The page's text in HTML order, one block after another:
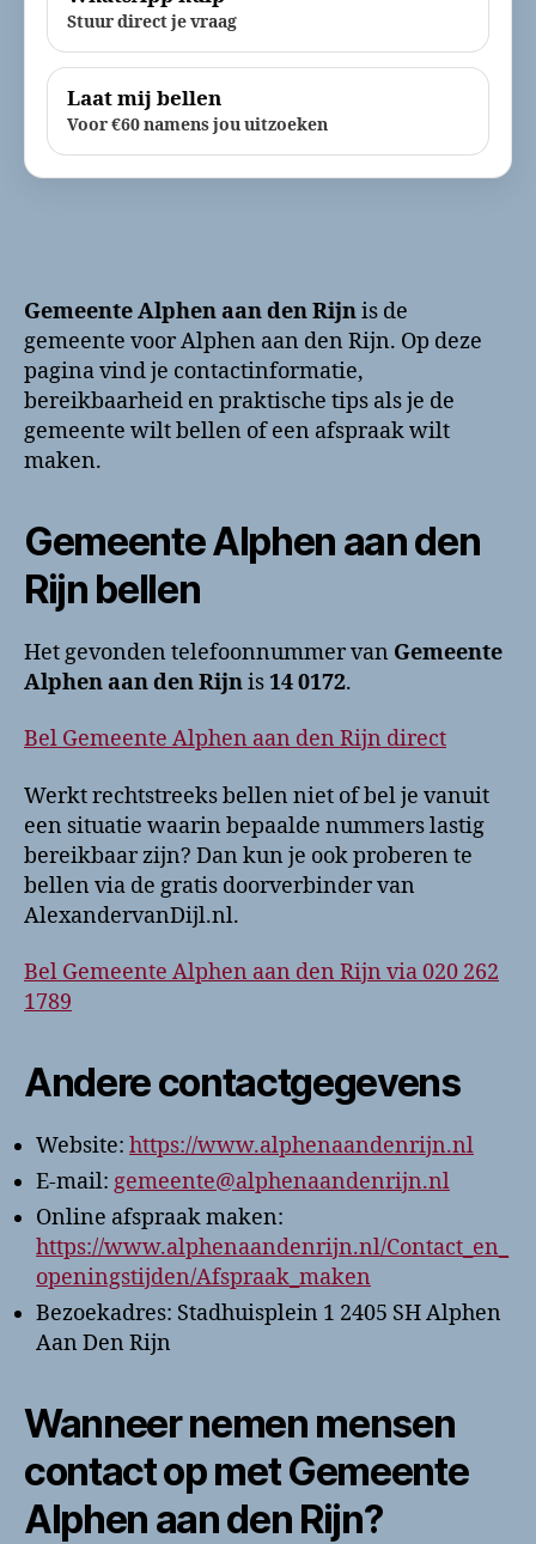
Stuur direct je vraag
Laat mij bellen
Voor €60 namens jou uitzoeken
Gemeente Alphen aan den Rijnis de
gemeente voor Alphen aan den Rijn. Op deze
pagina vind je contactinformatie,
bereikbaarheid en praktische tips als je de
gemeente wilt bellen of een afspraak wilt
maken.
Gemeente Alphen aan den
Rijn bellen
Het gevonden telefoonnummer van Gemeente
Alphen aan den Rijnis14 0172.
Bel Gemeente Alphen aan den Rijn direct
Werkt rechtstreeks bellen niet of bel je vanuit
een situatie waarin bepaalde nummers lastig
bereikbaar zijn? Dan kun je ook proberen te
bellen via de gratis doorverbinder van
AlexandervanDijl.nl.
Bel Gemeente Alphen aan den Rijn via 020 262
1789
Andere contactgegevens
Website: https://www.alphenaandenrijn.nl
E-mail: gemeente@alphenaandenrijn.nl
Online afspraak maken:
https://www.alphenaandenrijn.nl/Contact_en_
openingstijden/Afspraak_maken
Bezoekadres: Stadhuisplein 1 2405 SH Alphen
Aan Den Rijn
Wanneer nemen mensen
contact op met Gemeente
Alphen aan den Rijn?